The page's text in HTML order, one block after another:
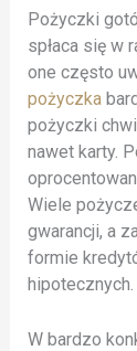
Pożyczki
spłaca się w
one często
pożyczka
pożyczki
nawet karty.
Wiele
gwarancji, a
formie
hipotecznych.
W bardzo